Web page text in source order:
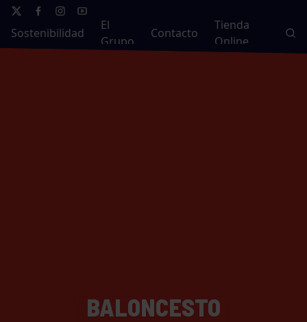
Sostenibilidad
El
Grupo
Contacto
Tienda
Online
BALONCESTO